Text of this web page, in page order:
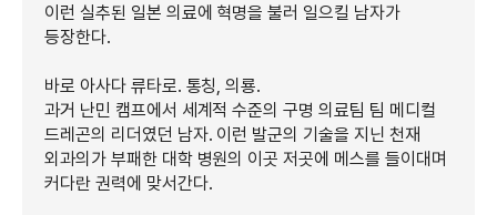
이런 실추된 일본 의료에 혁명을 불러 일으킬 남자가
등장한다.
바로 아사다 류타로. 통칭, 의룡.
과거 난민 캠프에서 세계적 수준의 구명 의료팀 팀 메디컬
드레곤의 리더였던 남자. 이런 발군의 기술을 지닌 천재
외과의가 부패한 대학 병원의 이곳 저곳에 메스를 들이대며
커다란 권력에 맞서간다.